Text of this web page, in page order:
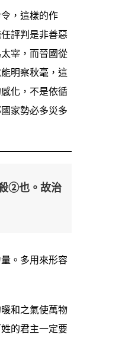
，這樣的作
評判是非善惡
宰，而晉國從
明察秋毫，這
化，不是依循
家勢必多災多
②也。故治
。多用來形容
和之氣使萬物
的君主一定要